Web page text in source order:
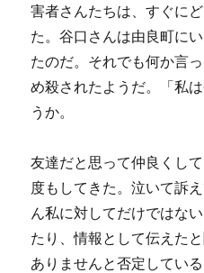
害者さんたちは、すぐに
た。谷口さんは由良町に
たのだ。それでも何か言
め殺されたようだ。「私
うか。
友達だと思って仲良くし
度もしてきた。泣いて訴
ん私に対してだけではな
たり、情報として伝えた
ありませんと否定してい